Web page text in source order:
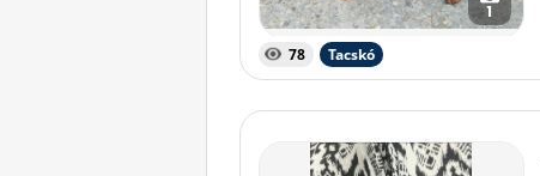
1
78 Tacskó